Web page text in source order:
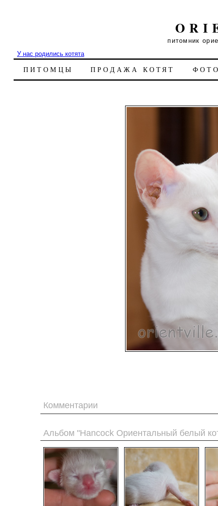
питомник
У нас родились котята
ПИТОМЦЫ ПРОДАЖА КОТЯТ
Комментарии
Альбом "Hancock Ориентальный белый